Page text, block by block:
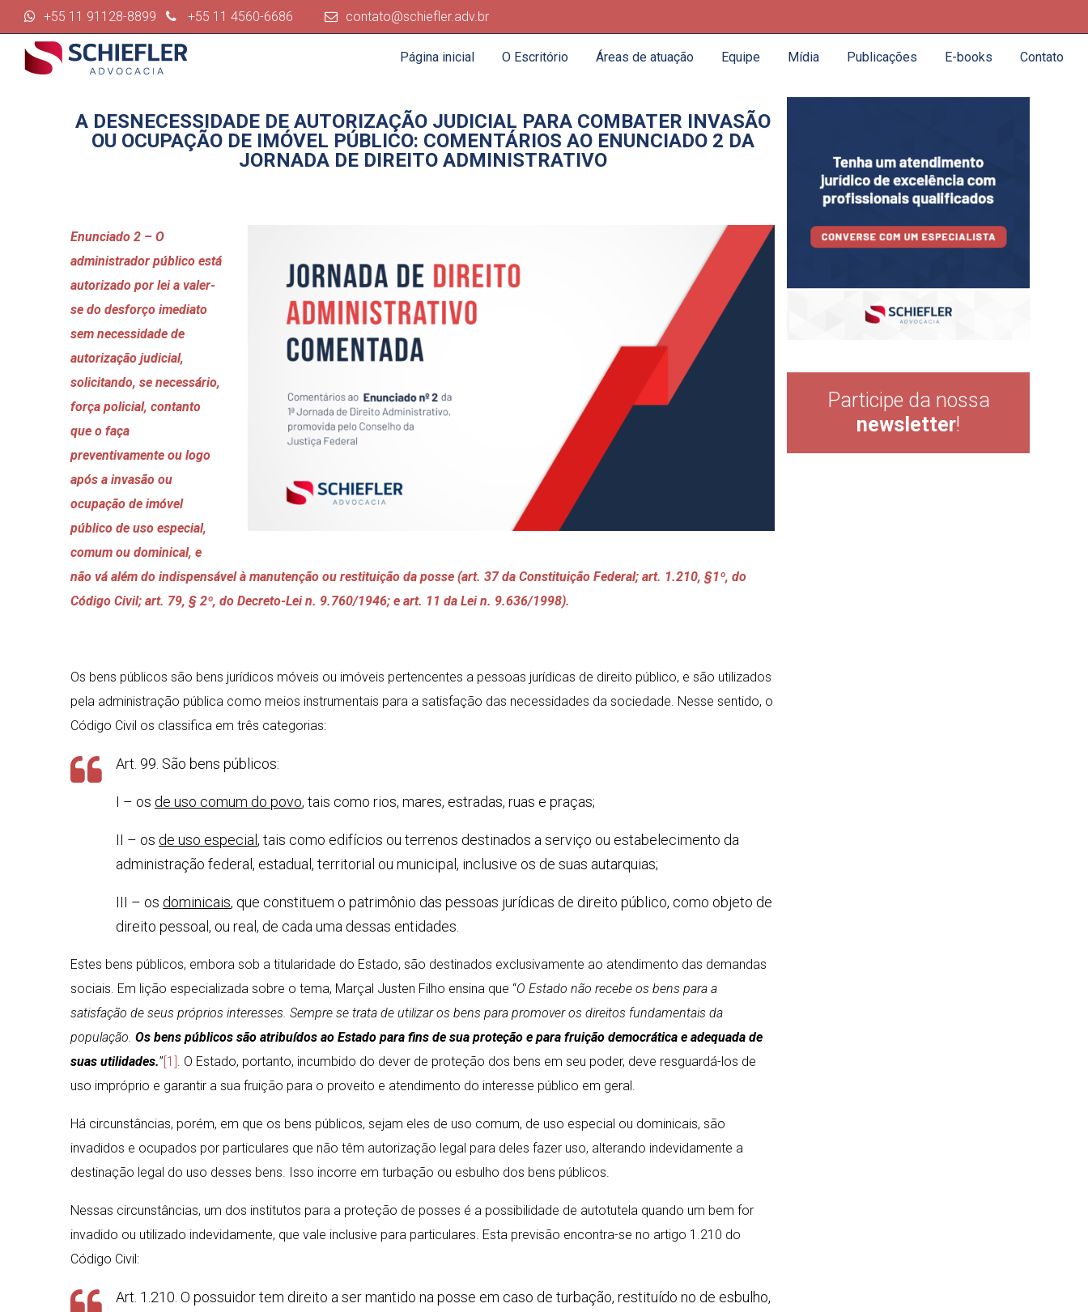
+55 11 91128-8899 +55 11 4560-6686 contato@schiefler.adv.br
Página inicial O Escritório Áreas de atuação Equipe Mídia Publicações E-books Contato
A DESNECESSIDADE DE AUTORIZAÇÃO JUDICIAL PARA COMBATER INVASÃO
OU OCUPAÇÃO DE IMÓVEL PÚBLICO: COMENTÁRIOS AO ENUNCIADO 2 DA
JORNADA DE DIREITO ADMINISTRATIVO
Enunciado 2 – O
administrador público está
autorizado por lei a valer-
se do desforço imediato
sem necessidade de
autorização judicial,
solicitando, se necessário,
força policial, contanto
que o faça
preventivamente ou logo
após a invasão ou
ocupação de imóvel
público de uso especial,
comum ou dominical, e
não vá além do indispensável à manutenção ou restituição da posse (art. 37 da Constituição Federal; art. 1.210, §1º, do
Código Civil; art. 79, § 2º, do Decreto-Lei n. 9.760/1946; e art. 11 da Lei n. 9.636/1998).
Os bens públicos são bens jurídicos móveis ou imóveis pertencentes a pessoas jurídicas de direito público, e são utilizados
pela administração pública como meios instrumentais para a satisfação das necessidades da sociedade. Nesse sentido, o
Código Civil os classifica em três categorias:
Art. 99. São bens públicos:
I – os de uso comum do povo, tais como rios, mares, estradas, ruas e praças;
II – os de uso especial , tais como edifícios ou terrenos destinados a serviço ou estabelecimento da
administração federal, estadual, territorial ou municipal, inclusive os de suas autarquias;
III – os dominicais, que constituem o patrimônio das pessoas jurídicas de direito público, como objeto de
direito pessoal, ou real, de cada uma dessas entidades.
Estes bens públicos, embora sob a titularidade do Estado, são destinados exclusivamente ao atendimento das demandas
sociais. Em lição especializada sobre o tema, Marçal Justen Filho ensina que “O Estado não recebe os bens para a
satisfação de seus próprios interesses. Sempre se trata de utilizar os bens para promover os direitos fundamentais da
população. Os bens públicos são atribuídos ao Estado para fins de sua proteção e para fruição democrática e adequada de
suas utilidades.”[1]. O Estado, portanto, incumbido do dever de proteção dos bens em seu poder, deve resguardá-los de
uso impróprio e garantir a sua fruição para o proveito e atendimento do interesse público em geral.
Há circunstâncias, porém, em que os bens públicos, sejam eles de uso comum, de uso especial ou dominicais, são
invadidos e ocupados por particulares que não têm autorização legal para deles fazer uso, alterando indevidamente a
destinação legal do uso desses bens. Isso incorre em turbação ou esbulho dos bens públicos.
Nessas circunstâncias, um dos institutos para a proteção de posses é a possibilidade de autotutela quando um bem for
invadido ou utilizado indevidamente, que vale inclusive para particulares. Esta previsão encontra-se no artigo 1.210 do
Código Civil:
Art. 1.210. O possuidor tem direito a ser mantido na posse em caso de turbação, restituído no de esbulho,
Participe da nossa
newsletter!